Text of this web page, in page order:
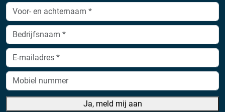
Ja, meld mij aan